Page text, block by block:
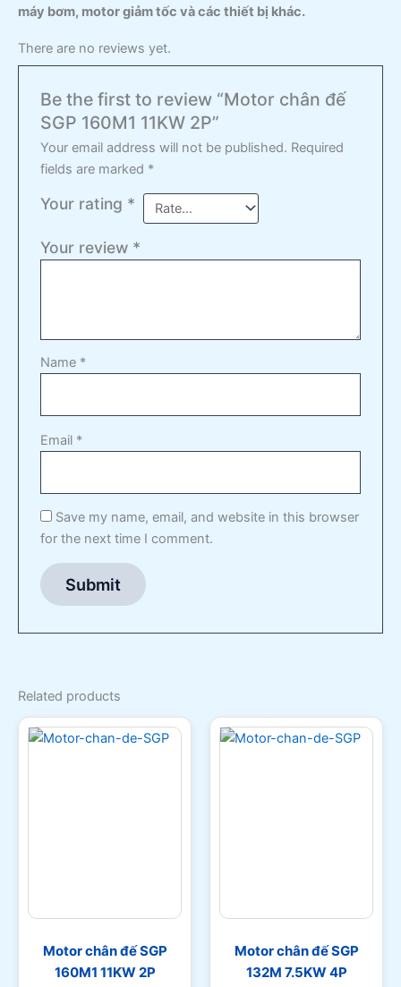
máy bơm, motor giảm tốc và các thiết bị khác.
There are no reviews yet.
Be the first to review “Motor chân đế
SGP 160M1 11KW 2P”
Your email address will not be published. Required
fields are marked *
Your rating *
Your review *
Name *
Email *
Save my name, email, and website in this browser
for the next time I comment.
Related products
Motor chân đế SGP
160M1 11KW 2P
Motor chân đế SGP
132M 7.5KW 4P